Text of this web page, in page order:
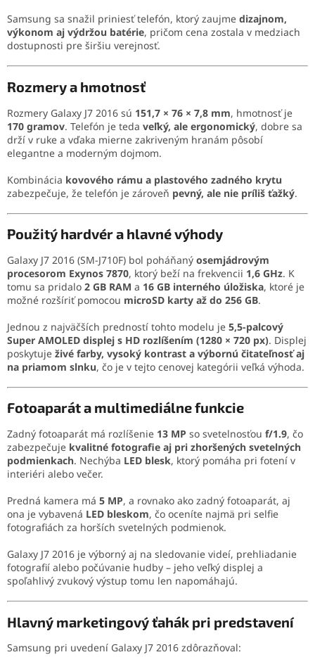
Samsung sa snažil priniesť telefón, ktorý zaujme dizajnom,
výkonom aj výdržou batérie, pričom cena zostala v medziach
dostupnosti pre širšiu verejnosť.
Rozmery a hmotnosť
Rozmery Galaxy J7 2016 sú 151,7 × 76 × 7,8 mm, hmotnosť je
170 gramov. Telefón je teda veľký, ale ergonomický, dobre sa
drží v ruke a vďaka mierne zakriveným hranám pôsobí
elegantne a moderným dojmom.
Kombinácia kovového rámu a plastového zadného krytu
zabezpečuje, že telefón je zároveň pevný, ale nie príliš ťažký.
Použitý hardvér a hlavné výhody
Galaxy J7 2016 (SM-J710F) bol poháňaný osemjádrovým
procesorom Exynos 7870, ktorý beží na frekvencii 1,6 GHz. K
tomu sa pridalo 2 GB RAM a 16 GB interného úložiska, ktoré je
možné rozšíriť pomocou microSD karty až do 256 GB.
Jednou z najväčších predností tohto modelu je 5,5-palcový
Super AMOLED displej s HD rozlíšením (1280 × 720 px). Displej
poskytuje živé farby, vysoký kontrast a výbornú čitateľnosť aj
na priamom slnku, čo je v tejto cenovej kategórii veľká výhoda.
Fotoaparát a multimediálne funkcie
Zadný fotoaparát má rozlíšenie 13 MP so svetelnosťou f/1.9, čo
zabezpečuje kvalitné fotografie aj pri zhoršených svetelných
podmienkach. Nechýba LED blesk, ktorý pomáha pri fotení v
interiéri alebo večer.
Predná kamera má 5 MP, a rovnako ako zadný fotoaparát, aj
ona je vybavená LED bleskom, čo oceníte najmä pri selfie
fotografiách za horších svetelných podmienok.
Galaxy J7 2016 je výborný aj na sledovanie videí, prehliadanie
fotografií alebo počúvanie hudby – jeho veľký displej a
spoľahlivý zvukový výstup tomu len napomáhajú.
Hlavný marketingový ťahák pri predstavení
Samsung pri uvedení Galaxy J7 2016 zdôrazňoval: